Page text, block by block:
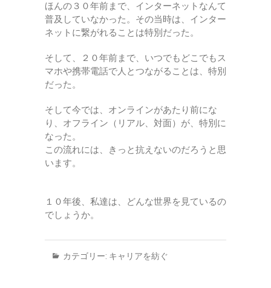
ほんの３０年前まで、インターネットなんて
普及していなかった。その当時は、インター
ネットに繋がれることは特別だった。
そして、２０年前まで、いつでもどこでもス
マホや携帯電話で人とつながることは、特別
だった。
そして今では、オンラインがあたり前にな
り、オフライン（リアル、対面）が、特別に
なった。
この流れには、きっと抗えないのだろうと思
います。
１０年後、私達は、どんな世界を見ているの
でしょうか。
カテゴリー: キャリアを紡ぐ